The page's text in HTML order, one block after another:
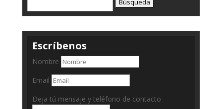
Escríbenos
Nombre
Email
Deja tú mensaje y teléfono de contacto